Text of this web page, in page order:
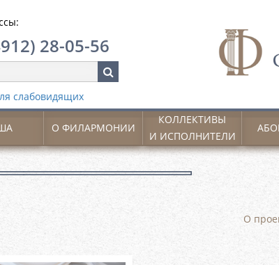
28-05-56
слабовидящих
О ФИЛАРМОНИИ
КОЛЛЕКТИВЫ
И ИСПОЛНИТЕЛИ
О